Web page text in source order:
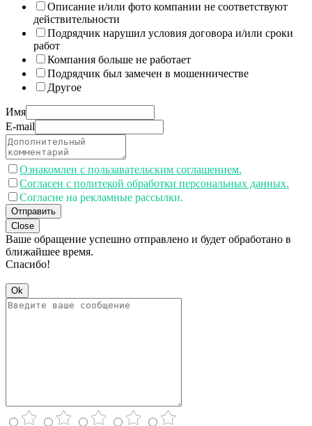
Описание и/или фото компании не соответствуют
действительности
Подрядчик нарушил условия договора и/или сроки
работ
Компания больше не работает
Подрядчик был замечен в мошенничестве
Другое
Имя
E-mail
Ознакомлен с пользавательским соглашением.
Согласен с политекой обработки персональных данных.
Согласие на рекламные рассылки.
Отправить
Close
Ваше обращение успешно отправлено и будет обработано в
ближайшее время.
Спасибо!
Ok